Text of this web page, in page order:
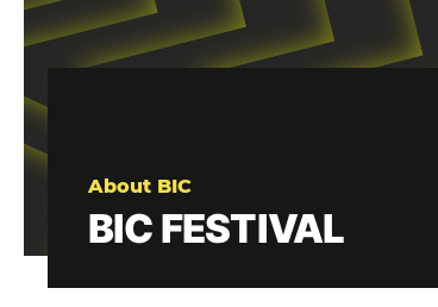
About BIC
BIC FESTIVAL